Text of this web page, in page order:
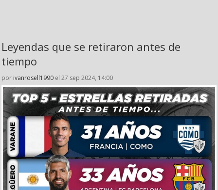
Leyendas que se retiraron antes de
tiempo
por ivanrosell1990 el 27 sep 2024, 14:00